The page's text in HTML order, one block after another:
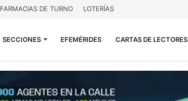
FARMACIAS DE TURNO LOTERÍAS
SECCIONES EFEMÉRIDES CARTAS DE LECTORES